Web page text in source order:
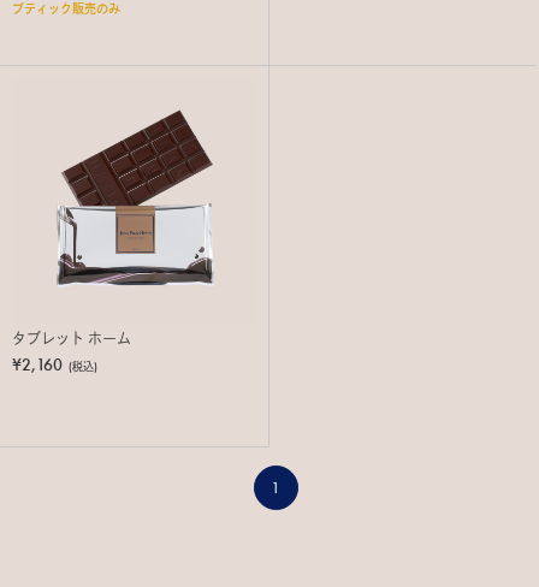
ブティック販売のみ
タブレット ホーム
¥2,160 (税込)
1